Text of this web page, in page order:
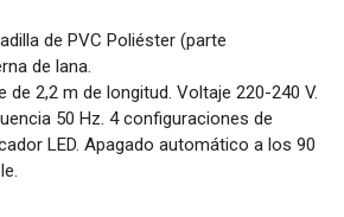
de PVC Poliéster (parte
de lana.
de 2,2 m de longitud. Voltaje 220-240 V.
50 Hz. 4 configuraciones de
LED. Apagado automático a los 90